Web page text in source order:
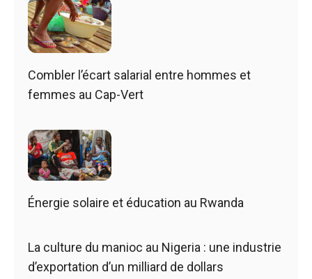
Combler l’écart salarial entre hommes et
femmes au Cap-Vert
Énergie solaire et éducation au Rwanda
La culture du manioc au Nigeria : une industrie
d’exportation d’un milliard de dollars